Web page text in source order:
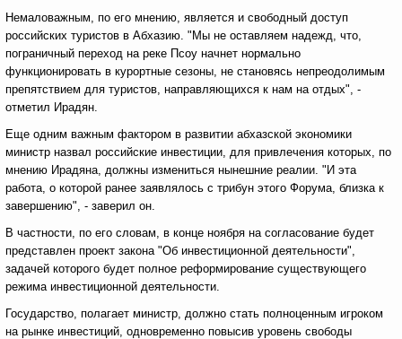
Немаловажным, по его мнению, является и свободный доступ
российских туристов в Абхазию. "Мы не оставляем надежд, что,
пограничный переход на реке Псоу начнет нормально
функционировать в курортные сезоны, не становясь непреодолимым
препятствием для туристов, направляющихся к нам на отдых", -
отметил Ирадян.
Еще одним важным фактором в развитии абхазской экономики
министр назвал российские инвестиции, для привлечения которых, по
мнению Ирадяна, должны измениться нынешние реалии. "И эта
работа, о которой ранее заявлялось с трибун этого Форума, близка к
завершению", - заверил он.
В частности, по его словам, в конце ноября на согласование будет
представлен проект закона "Об инвестиционной деятельности",
задачей которого будет полное реформирование существующего
режима инвестиционной деятельности.
Государство, полагает министр, должно стать полноценным игроком
на рынке инвестиций, одновременно повысив уровень свободы